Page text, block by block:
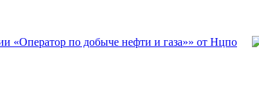
«Оператор по добыче нефти и газа»» от Нцпо